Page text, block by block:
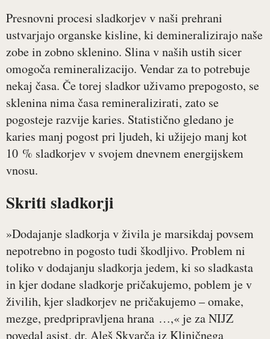
Presnovni procesi sladkorjev v naši prehrani
ustvarjajo organske kisline, ki demineralizirajo naše
zobe in zobno sklenino. Slina v naših ustih sicer
omogoča remineralizacijo. Vendar za to potrebuje
nekaj časa. Če torej sladkor uživamo prepogosto, se
sklenina nima časa remineralizirati, zato se
pogosteje razvije karies. Statistično gledano je
karies manj pogost pri ljudeh, ki užijejo manj kot
10 % sladkorjev v svojem dnevnem energijskem
vnosu.
Skriti sladkorji
»Dodajanje sladkorja v živila je marsikdaj povsem
nepotrebno in pogosto tudi škodljivo. Problem ni
toliko v dodajanju sladkorja jedem, ki so sladkasta
in kjer dodane sladkorje pričakujemo, poblem je v
živilih, kjer sladkorjev ne pričakujemo – omake,
mezge, predpripravljena hrana …,« je za NIJZ
povedal asist. dr. Aleš Skvarča iz Kliničnega